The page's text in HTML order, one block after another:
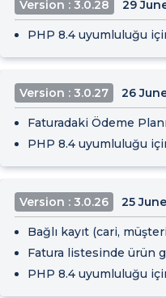
Version : 3.0.28 29
PHP 8.4 uyumluluğu
Version : 3.0.27 26
Faturadaki Ödeme
PHP 8.4 uyumluluğu
Version : 3.0.26 25
Bağlı kayıt (cari,
Fatura listesinde ürün
PHP 8.4 uyumluluğu